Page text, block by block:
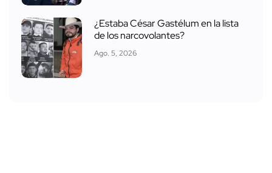
¿Estaba César Gastélum en la lista
de los narcovolantes?
Ago. 5, 2026